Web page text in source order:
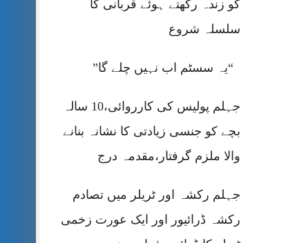
کو زندہ رکھتے ہوئے قربانی کا
سلسلہ شروع
“یہ سسٹم اب نہیں چلے گا”
جہلم پولیس کی کارروائی،10 سالہ
بچے کو جنسی زیادتی کا نشانہ بنانے
والا ملزم گرفتار،مقدمہ درج
جہلم رکشہ اور ٹریلر میں تصادم
رکشہ ڈرائیور اور ایک عورت زخمی